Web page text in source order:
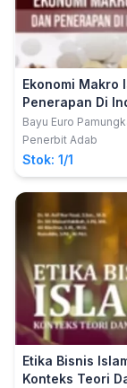
Ekonomi Makro
Penerapan Di
Bayu Euro
dkk
Penerbit Adab
Stok: 1/1
Etika Bisnis
Konteks Teori